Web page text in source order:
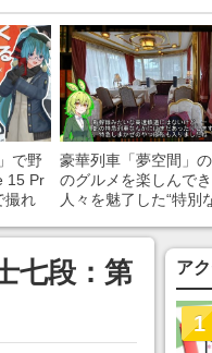
で野
15 Pr
撮れ
豪華列車「夢空間」
のグルメを楽しんでき
人々を魅了した“特別
あ」「行ってみたい」
七段：第
ア
1